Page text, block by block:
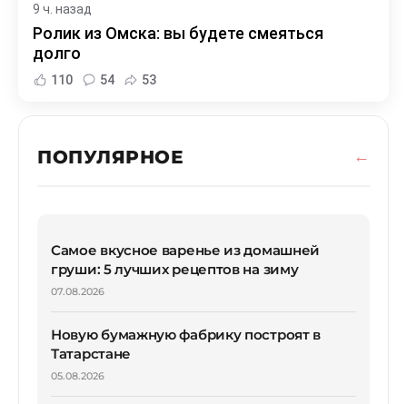
9 ч. назад
Ролик из Омска: вы будете смеяться
долго
110 54 53
ПОПУЛЯРНОЕ
Самое вкусное варенье из домашней
груши: 5 лучших рецептов на зиму
07.08.2026
Новую бумажную фабрику построят в
Татарстане
05.08.2026